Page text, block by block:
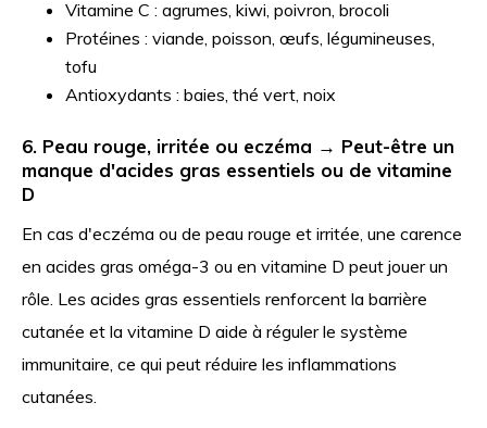
Vitamine C : agrumes, kiwi, poivron, brocoli
Protéines : viande, poisson, œufs, légumineuses,
tofu
Antioxydants : baies, thé vert, noix
6. Peau rouge, irritée ou eczéma → Peut-être un
manque d'acides gras essentiels ou de vitamine
D
En cas d'eczéma ou de peau rouge et irritée, une carence
en acides gras oméga-3 ou en vitamine D peut jouer un
rôle. Les acides gras essentiels renforcent la barrière
cutanée et la vitamine D aide à réguler le système
immunitaire, ce qui peut réduire les inflammations
cutanées.